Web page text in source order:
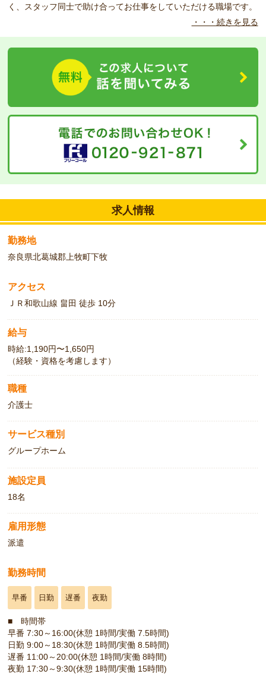
く、スタッフ同士で助け合ってお仕事をしていただける職場です。
ポート研修」にて介護技術の基礎を学んでいただけますので、未経
験やブランクがある方も安心してお仕事をスタートしていただけま
・・・続きを見る
求人情報
勤務地
奈良県北葛城郡上牧町下牧
アクセス
ＪＲ和歌山線 畠田 徒歩 10分
給与
時給:1,190円〜1,650円
（経験・資格を考慮します）
職種
介護士
サービス種別
グループホーム
施設定員
18名
雇用形態
派遣
勤務時間
早番 日勤 遅番 夜勤
■ 時間帯
早番 7:30～16:00(休憩 1時間/実働 7.5時間)
日勤 9:00～18:30(休憩 1時間/実働 8.5時間)
遅番 11:00～20:00(休憩 1時間/実働 8時間)
夜勤 17:30～9:30(休憩 1時間/実働 15時間)